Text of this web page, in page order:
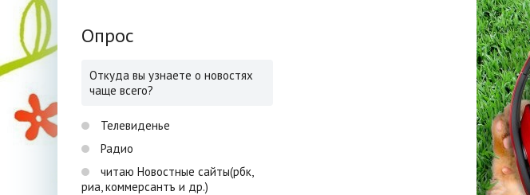
Опрос
Откуда вы узнаете о новостях
чаще всего?
Телевиденье
Радио
читаю Новостные сайты(рбк,
риа, коммерсантъ и др.)